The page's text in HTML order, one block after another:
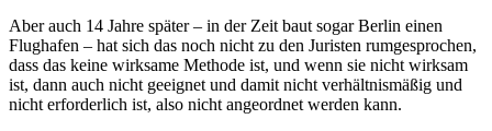
Aber auch 14 Jahre später – in der Zeit baut sogar Berlin einen
Flughafen – hat sich das noch nicht zu den Juristen rumgesprochen,
dass das keine wirksame Methode ist, und wenn sie nicht wirksam
ist, dann auch nicht geeignet und damit nicht verhältnismäßig und
nicht erforderlich ist, also nicht angeordnet werden kann.